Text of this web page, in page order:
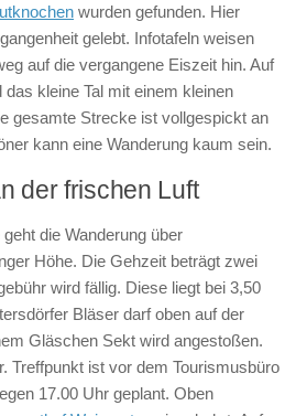
wurden gefunden. Hier
gelebt. Infotafeln weisen
auf die vergangene Eiszeit hin. Auf
kleine Tal mit einem kleinen
gesamte Strecke ist vollgespickt an
kann eine Wanderung kaum sein.
der frischen Luft
die Wanderung über
Höhe. Die Gehzeit beträgt zwei
wird fällig. Diese liegt bei 3,50
Bläser darf oben auf der
Gläschen Sekt wird angestoßen.
Treffpunkt ist vor dem Tourismusbüro
17.00 Uhr geplant. Oben